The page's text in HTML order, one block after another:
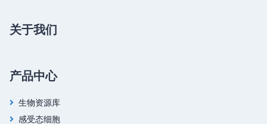
关于我们
产品中心
生物资源库
感受态细胞